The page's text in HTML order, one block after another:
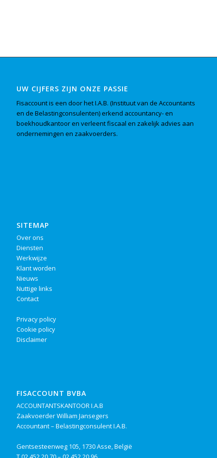
UW CIJFERS ZIJN ONZE PASSIE
Fisaccount is een door het I.A.B. (Instituut van de Accountants
en de Belastingconsulenten) erkend accountancy- en
boekhoudkantoor en verleent fiscaal en zakelijk advies aan
ondernemingen en zaakvoerders.
SITEMAP
Over ons
Diensten
Werkwijze
Klant worden
Nieuws
Nuttige links
Contact
Privacy policy
Cookie policy
Disclaimer
FISACCOUNT BVBA
ACCOUNTANTSKANTOOR I.A.B
Zaakvoerder William Jansegers
Accountant – Belastingconsulent I.A.B.
Gentsesteenweg 105, 1730 Asse, België